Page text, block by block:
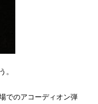
。
でのアコーディオン弾